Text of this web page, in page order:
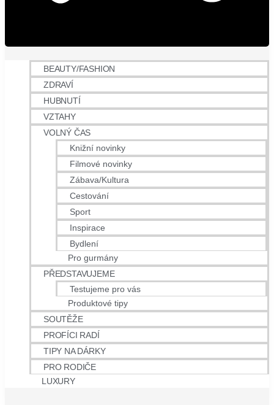
BEAUTY/FASHION
ZDRAVÍ
HUBNUTÍ
VZTAHY
VOLNÝ ČAS
Knižní novinky
Filmové novinky
Zábava/Kultura
Cestování
Sport
Inspirace
Bydlení
Pro gurmány
PŘEDSTAVUJEME
Testujeme pro vás
Produktové tipy
SOUTĚŽE
PROFÍCI RADÍ
TIPY NA DÁRKY
PRO RODIČE
LUXURY